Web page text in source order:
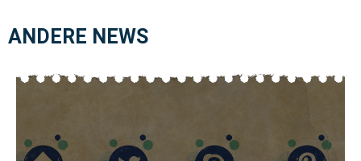
ANDERE NEWS